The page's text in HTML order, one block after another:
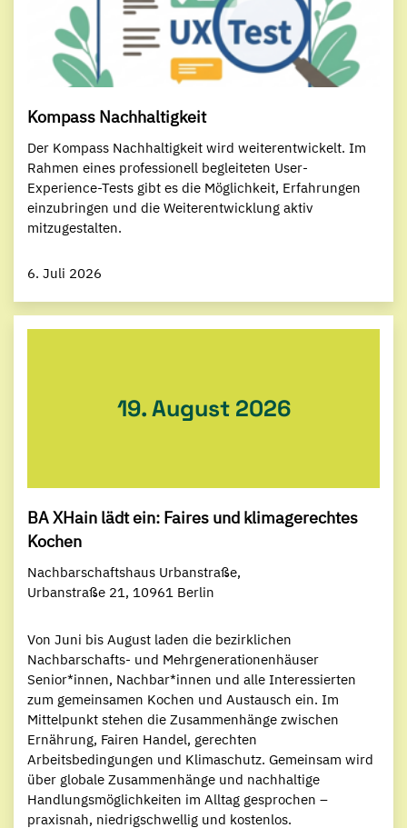
Kompass Nachhaltigkeit
Der Kompass Nachhaltigkeit wird weiterentwickelt. Im
Rahmen eines professionell begleiteten User-
Experience-Tests gibt es die Möglichkeit, Erfahrungen
einzubringen und die Weiterentwicklung aktiv
mitzugestalten.
6. Juli 2026
19. August 2026
BA XHain lädt ein: Faires und klimagerechtes
Kochen
Nachbarschaftshaus Urbanstraße,
Urbanstraße 21, 10961 Berlin
Von Juni bis August laden die bezirklichen
Nachbarschafts- und Mehrgenerationenhäuser
Senior*innen, Nachbar*innen und alle Interessierten
zum gemeinsamen Kochen und Austausch ein. Im
Mittelpunkt stehen die Zusammenhänge zwischen
Ernährung, Fairen Handel, gerechten
Arbeitsbedingungen und Klimaschutz. Gemeinsam wird
über globale Zusammenhänge und nachhaltige
Handlungsmöglichkeiten im Alltag gesprochen –
praxisnah, niedrigschwellig und kostenlos.